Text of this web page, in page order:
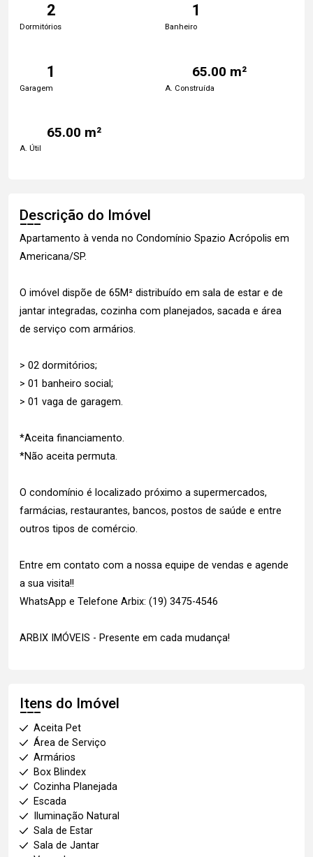
2
Dormitórios
1
Banheiro
1
Garagem
65.00 m²
A. Construída
65.00 m²
A. Útil
Descrição do Imóvel
Apartamento à venda no Condomínio Spazio Acrópolis em
Americana/SP.
O imóvel dispõe de 65M² distribuído em sala de estar e de
jantar integradas, cozinha com planejados, sacada e área
de serviço com armários.
> 02 dormitórios;
> 01 banheiro social;
> 01 vaga de garagem.
*Aceita financiamento.
*Não aceita permuta.
O condomínio é localizado próximo a supermercados,
farmácias, restaurantes, bancos, postos de saúde e entre
outros tipos de comércio.
Entre em contato com a nossa equipe de vendas e agende
a sua visita!!
WhatsApp e Telefone Arbix: (19) 3475-4546
ARBIX IMÓVEIS - Presente em cada mudança!
Itens do Imóvel
Aceita Pet
Área de Serviço
Armários
Box Blindex
Cozinha Planejada
Escada
Iluminação Natural
Sala de Estar
Sala de Jantar